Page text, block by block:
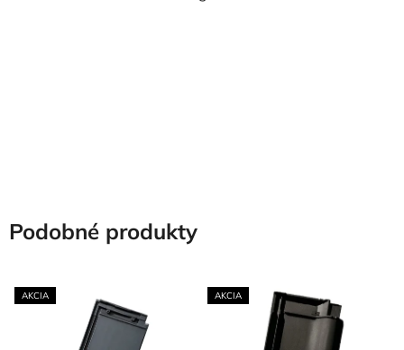
Podobné produkty
AKCIA AKCIA